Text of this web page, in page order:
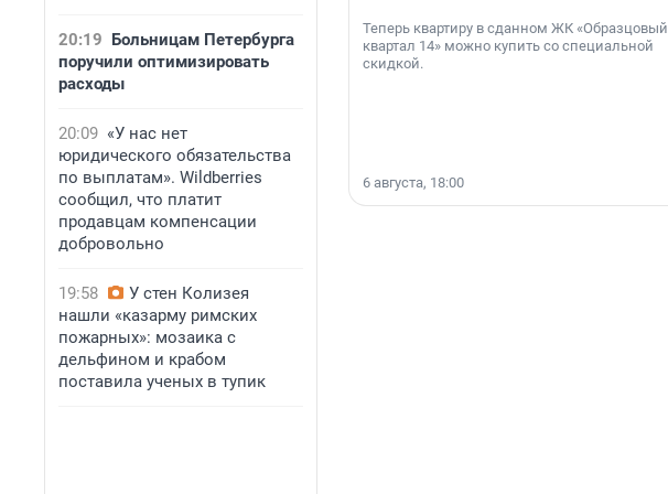
20:19 Больницам Петербурга
поручили оптимизировать
расходы
20:09 «У нас нет
юридического обязательства
по выплатам». Wildberries
сообщил, что платит
продавцам компенсации
добровольно
19:58
У стен Колизея
нашли «казарму римских
пожарных»: мозаика с
дельфином и крабом
поставила ученых в тупик
Теперь квартиру в сданном ЖК «Образцовый
квартал 14» можно купить со специальной
скидкой.
6 августа, 18:00